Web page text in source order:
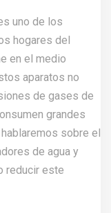
uno de los
hogares del
en el medio
aparatos no
de gases de
grandes
sobre el
de agua y
reducir este